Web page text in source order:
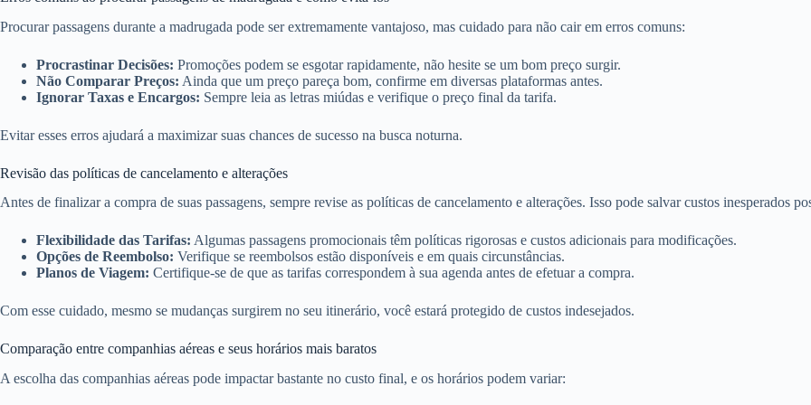
Procurar passagens durante a madrugada pode ser extremamente vantajoso, mas cuidado para não cair em erros comuns:
Procrastinar Decisões: Promoções podem se esgotar rapidamente, não hesite se um bom preço surgir.
Não Comparar Preços: Ainda que um preço pareça bom, confirme em diversas plataformas antes.
Ignorar Taxas e Encargos: Sempre leia as letras miúdas e verifique o preço final da tarifa.
Evitar esses erros ajudará a maximizar suas chances de sucesso na busca noturna.
Revisão das políticas de cancelamento e alterações
Antes de finalizar a compra de suas passagens, sempre revise as políticas de cancelamento e alterações. Isso pode salvar custos inesperados
Flexibilidade das Tarifas: Algumas passagens promocionais têm políticas rigorosas e custos adicionais para modificações.
Opções de Reembolso: Verifique se reembolsos estão disponíveis e em quais circunstâncias.
Planos de Viagem: Certifique-se de que as tarifas correspondem à sua agenda antes de efetuar a compra.
Com esse cuidado, mesmo se mudanças surgirem no seu itinerário, você estará protegido de custos indesejados.
Comparação entre companhias aéreas e seus horários mais baratos
A escolha das companhias aéreas pode impactar bastante no custo final, e os horários podem variar: